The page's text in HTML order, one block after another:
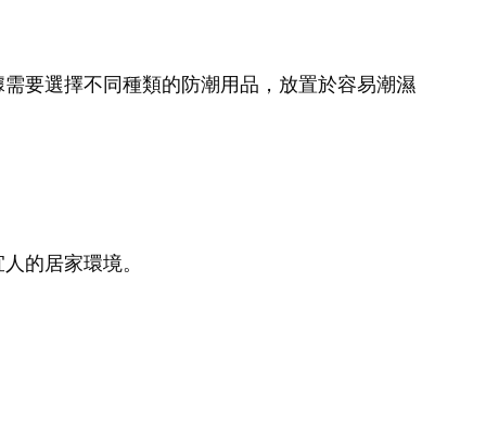
要選擇不同種類的防潮用品，放置於容易潮濕
的居家環境。